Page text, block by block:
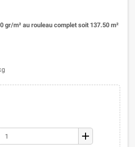
gr/m² au rouleau complet soit 137.50 m²
add